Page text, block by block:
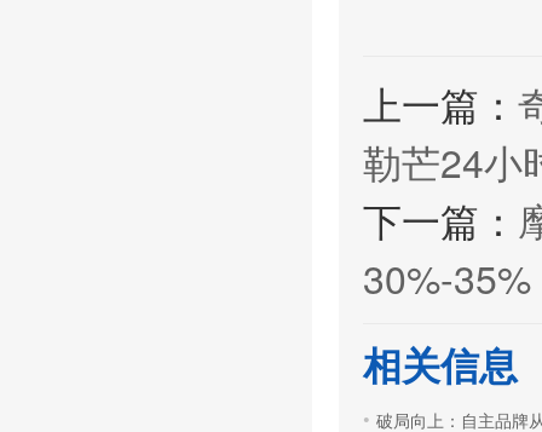
上一篇：
勒芒24小
下一篇：
30%-35%
相关信息
破局向上：自主品牌